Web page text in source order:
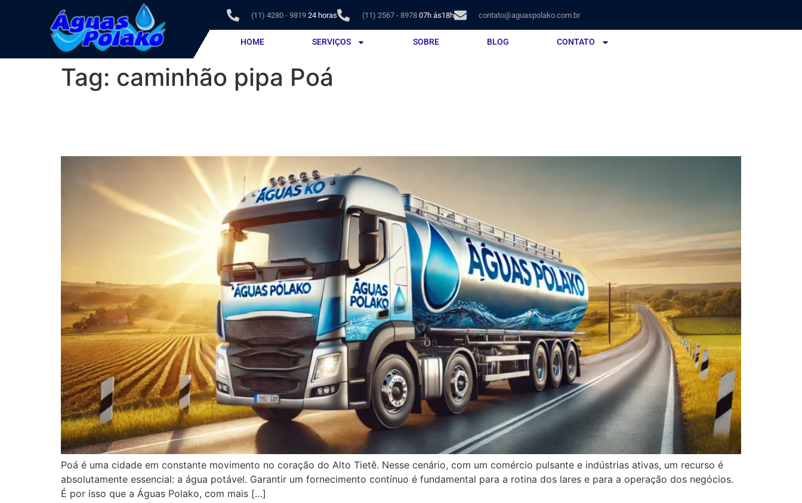
(11) 4280 - 981924 horas (11) 2567 - 8978 07h ás18h contato@aguaspolako.com.br
HOME SERVIÇOS SOBRE BLOG CONTATO
Tag: caminhão pipa Poá
Poá é uma cidade em constante movimento no coração do Alto Tietê. Nesse cenário, com um comércio pulsante e indústrias ativas, um recurso é
absolutamente essencial: a água potável. Garantir um fornecimento contínuo é fundamental para a rotina dos lares e para a operação dos negócios.
É por isso que a Águas Polako, com mais […]